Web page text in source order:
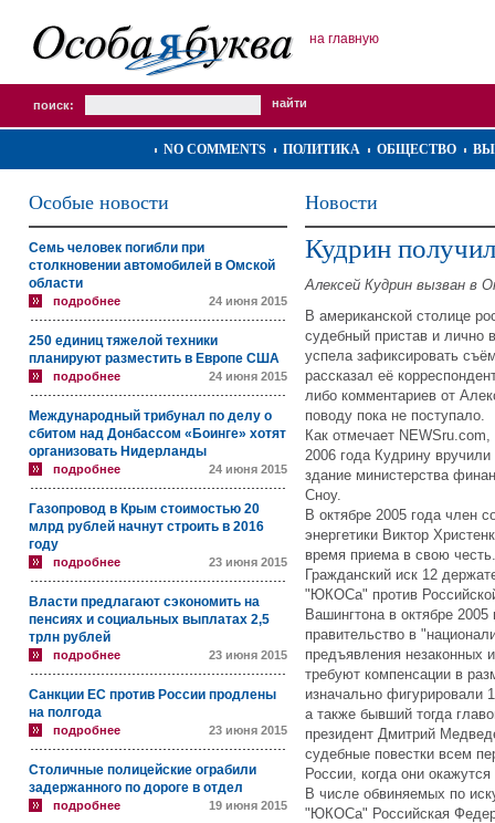
на главную
поиск:
NO COMMENTS ПОЛИТИКА ОБЩЕСТВО
Особые новости
Семь человек погибли при
столкновении автомобилей в Омской
области
подробнее 24 июня 2015
250 единиц тяжелой техники
планируют разместить в Европе США
подробнее 24 июня 2015
Международный трибунал по делу о
сбитом над Донбассом «Боинге» хотят
организовать Нидерланды
подробнее 24 июня 2015
Газопровод в Крым стоимостью 20
млрд рублей начнут строить в 2016
году
подробнее 23 июня 2015
Власти предлагают сэкономить на
пенсиях и социальных выплатах 2,5
трлн рублей
подробнее 23 июня 2015
Санкции ЕС против России продлены
на полгода
подробнее 23 июня 2015
Столичные полицейские ограбили
задержанного по дороге в отдел
подробнее 19 июня 2015
Новости
Кудрин
Алексей Кудрин вызван в
В американской столице
судебный пристав и лично
успела зафиксировать
рассказал её
либо комментариев от
поводу пока не поступало.
Как отмечает
2006 года Кудрину
здание министерства
Сноу.
В октябре 2005 года член
энергетики Виктор
время приема в свою честь.
Гражданский иск 12
"ЮКОСа" против
Вашингтона в октябре
правительство в
предъявления незаконных
требуют компенсации в
изначально фигурировали
а также бывший тогда
президент Дмитрий
судебные повестки всем
России, когда они
В числе обвиняемых по
"ЮКОСа" Российская